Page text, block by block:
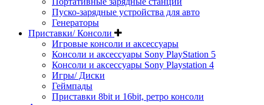
Пуско-зарядные устройства для авто
Генераторы
Приставки/ Консоли
Игровые консоли и аксессуары
Консоли и аксессуары Sony PlayStation 5
Консоли и аксессуары Sony Playstation 4
Игры/ Диски
Геймпады
Приставки 8bit и 16bit, ретро консоли